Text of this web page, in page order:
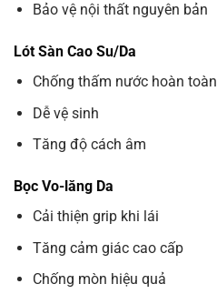
Bảo vệ nội thất nguyên bản
Lót Sàn Cao Su/Da
Chống thấm nước hoàn toàn
Dễ vệ sinh
Tăng độ cách âm
Bọc Vo-lăng Da
Cải thiện grip khi lái
Tăng cảm giác cao cấp
Chống mòn hiệu quả